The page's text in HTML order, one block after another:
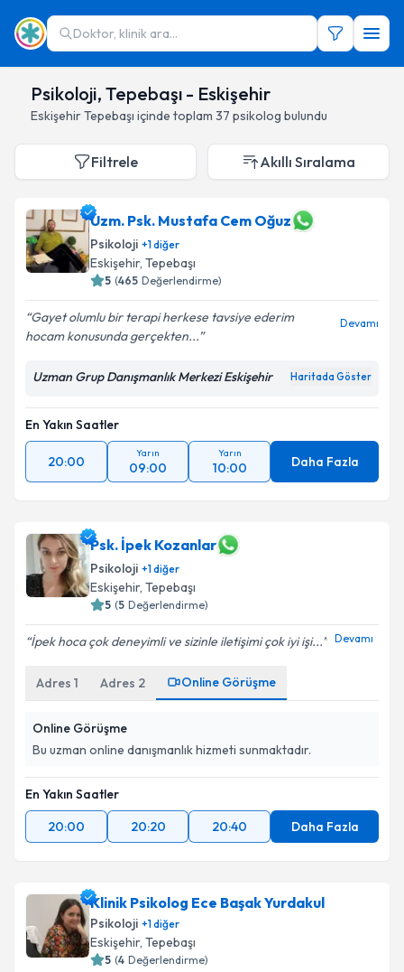
Doktor, klinik ara...
Psikoloji, Tepebaşı - Eskişehir
EskişehirTepebaşı içinde toplam 37 psikolog bulundu
Filtrele Akıllı Sıralama
Uzm. Psk. Mustafa Cem Oğuz
Psikoloji +1diğer
Eskişehir, Tepebaşı
5 (465 Değerlendirme)
Gayet olumlu bir terapi herkese tavsiye ederim
hocam konusunda gerçekten...
Devamı
Uzman Grup Danışmanlık Merkezi Eskişehir Haritada Göster
En Yakın Saatler
20:00
Yarın
09:00
Yarın
10:00 Daha Fazla
Psk. İpek Kozanlar
Psikoloji +1diğer
Eskişehir, Tepebaşı
5 (5 Değerlendirme)
İpek hoca çok deneyimli ve sizinle iletişimi çok iyi işi... Devamı
Adres 1 Adres 2 Online Görüşme
Online Görüşme
Bu uzman online danışmanlık hizmeti sunmaktadır.
En Yakın Saatler
20:00
20:20 20:40 Daha Fazla
Klinik Psikolog Ece Başak Yurdakul
Psikoloji +1diğer
Eskişehir, Tepebaşı
5 (4 Değerlendirme)